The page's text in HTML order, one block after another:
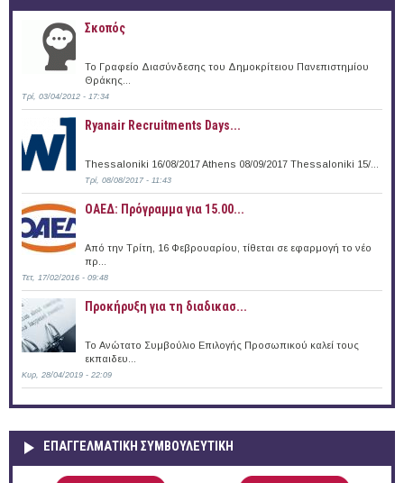
Σκοπός
Το Γραφείο Διασύνδεσης του Δημοκρίτειου Πανεπιστημίου
Θράκης...
Τρί, 03/04/2012 - 17:34
Ryanair Recruitments Days...
Thessaloniki 16/08/2017 Athens 08/09/2017 Thessaloniki 15/...
Τρί, 08/08/2017 - 11:43
ΟΑΕΔ: Πρόγραμμα για 15.00...
Από την Τρίτη, 16 Φεβρουαρίου, τίθεται σε εφαρμογή το νέο
πρ...
Τετ, 17/02/2016 - 09:48
Προκήρυξη για τη διαδικασ...
Το Ανώτατο Συμβούλιο Επιλογής Προσωπικού καλεί τους
εκπαιδευ...
Κυρ, 28/04/2019 - 22:09
ΕΠΑΓΓΕΛΜΑΤΙΚΉ ΣΥΜΒΟΥΛΕΥΤΙΚΉ